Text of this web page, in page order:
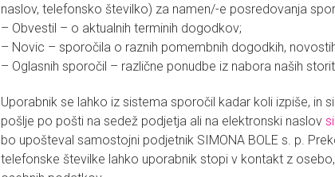
naslov, telefonsko številko) za namen/-e posredovanja
– Obvestil – o aktualnih terminih dogodkov;
– Novic – sporočila o raznih pomembnih dogodkih,
– Oglasnih sporočil – različne ponudbe iz nabora naših
Uporabnik se lahko iz sistema sporočil kadar koli izpiše, in
pošlje po pošti na sedež podjetja ali na elektronski naslov
bo upošteval samostojni podjetnik SIMONA BOLE s. p.
telefonske številke lahko uporabnik stopi v kontakt z